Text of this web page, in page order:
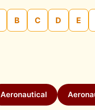
B C D E
Aeronautical